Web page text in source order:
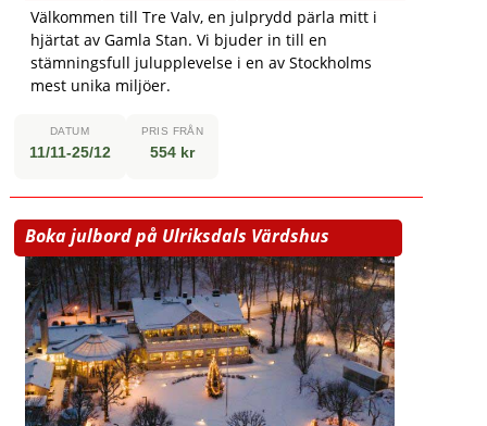
Välkommen till Tre Valv, en julprydd pärla mitt i
hjärtat av Gamla Stan. Vi bjuder in till en
stämningsfull julupplevelse i en av Stockholms
mest unika miljöer.
DATUM
11/11-25/12
PRIS FRÅN
554 kr
Boka julbord på Ulriksdals Värdshus